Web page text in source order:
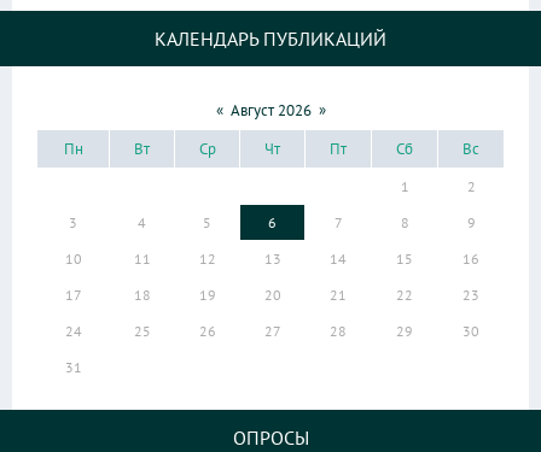
КАЛЕНДАРЬ ПУБЛИКАЦИЙ
« Август 2026 »
Пн
Вт Ср Чт Пт Сб Вс
1
2
3
4 5 6 7 8
9
10
11 12 13 14 15
16
17
18 19 20 21 22
23
24
25 26 27 28 29
30
31
ОПРОСЫ